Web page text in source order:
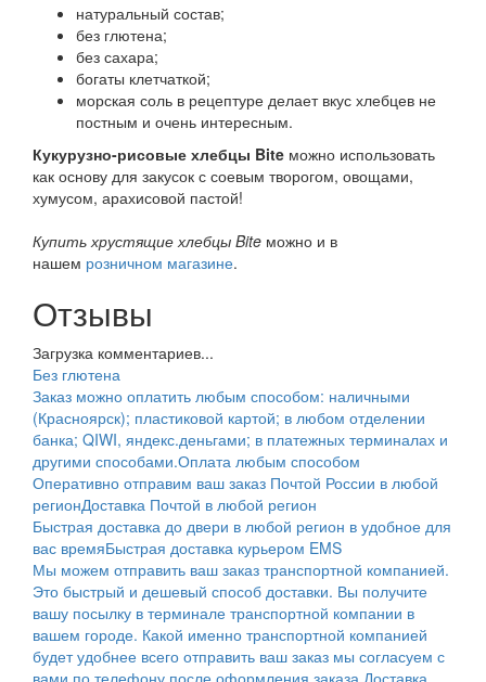
натуральный состав;
без глютена;
без сахара;
богаты клетчаткой;
морская соль в рецептуре делает вкус хлебцев не
постным и очень интересным.
Кукурузно-рисовые хлебцы Bite можно использовать
как основу для закусок с соевым творогом, овощами,
хумусом, арахисовой пастой!
Купить хрустящие хлебцы Bite можно и в
нашем розничном магазине.
Отзывы
Загрузка комментариев...
Без глютена
Заказ можно оплатить любым способом: наличными
(Красноярск); пластиковой картой; в любом отделении
банка; QIWI, яндекс.деньгами; в платежных терминалах и
другими способами.Оплата любым способом
Оперативно отправим ваш заказ Почтой России в любой
регионДоставка Почтой в любой регион
Быстрая доставка до двери в любой регион в удобное для
вас времяБыстрая доставка курьером EMS
Мы можем отправить ваш заказ транспортной компанией.
Это быстрый и дешевый способ доставки. Вы получите
вашу посылку в терминале транспортной компании в
вашем городе. Какой именно транспортной компанией
будет удобнее всего отправить ваш заказ мы согласуем с
вами по телефону после оформления заказа.Доставка